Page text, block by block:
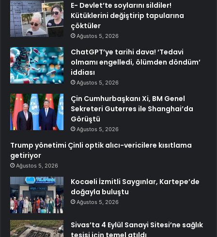
E- Devlet’te soylarını sildiler!
Kütüklerini değiştirip tapularına
çöktüler
Ağustos 5, 2026
ChatGPT’ye tarihi dava! ‘Tedavi
olmamı engelledi, ölümden döndüm’
iddiası
Ağustos 5, 2026
Çin Cumhurbaşkanı Xi, BM Genel
Sekreteri Guterres ile Shanghai’da
Görüştü
Ağustos 5, 2026
Trump yönetimi Çinli optik alıcı-vericilere kısıtlama
getiriyor
Ağustos 5, 2026
Kocaeli İzmitli Saygınlar, Kartepe’de
doğayla buluştu
Ağustos 5, 2026
Sivas’ta 4 Eylül Sanayi Sitesi’ne sağlık